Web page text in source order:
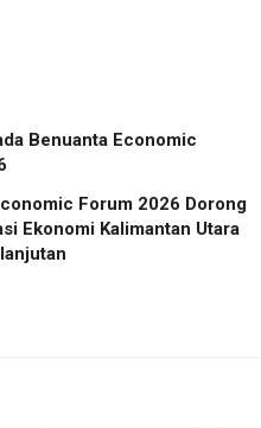
Benuanta Economic
Forum 2026 Dorong
Ekonomi Kalimantan Utara